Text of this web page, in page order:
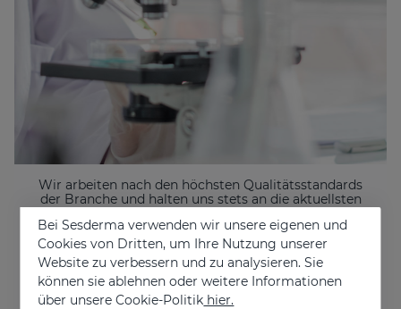
Wir arbeiten nach den höchsten Qualitätsstandards
der Branche und halten uns stets an die aktuellsten
Zertifizierungen, um die Qualität, Sicherheit und
Effizienz aller Prozesse zu gewährleisten:
BPF-Zertifikat (Kosmetische Produkte: BPF - Gute
Herstellungspraxis) der spanischen
Arzneimittelbehörde.
Bei Sesderma verwenden wir unsere eigenen und
Cookies von Dritten, um Ihre Nutzung unserer
Website zu verbessern und zu analysieren. Sie
können sie ablehnen oder weitere Informationen
über unsere Cookie-Politik hier.